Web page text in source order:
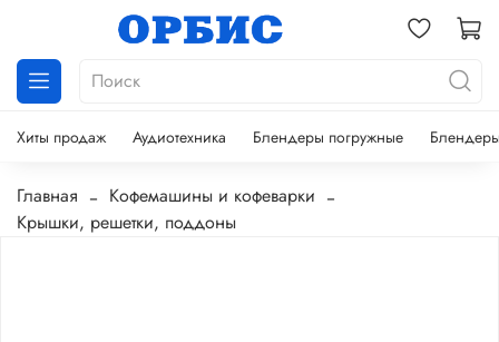
Хиты продаж Аудиотехника Блендеры погружные
Главная
Кофемашины и кофеварки
Крышки, решетки, поддоны